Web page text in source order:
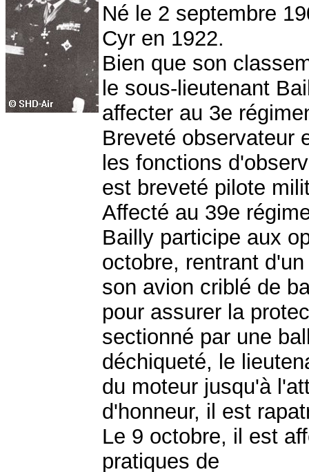
Né le 2 septembre
Cyr en 1922.
Bien que son
le sous-lieutenant
affecter au 3e
Breveté observateur
les fonctions
est breveté pilote
Affecté au 39e
Bailly participe aux
octobre, rentrant
son avion criblé de
pour assurer la
sectionné par une
déchiqueté, le
du moteur jusqu'à
d'honneur, il est
Le 9 octobre, il est
pratiques de